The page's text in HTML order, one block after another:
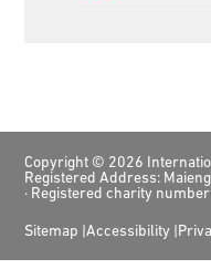
Footer
Copyright © 2026
Registered Address:
· Registered charity
Sitemap Accessibility